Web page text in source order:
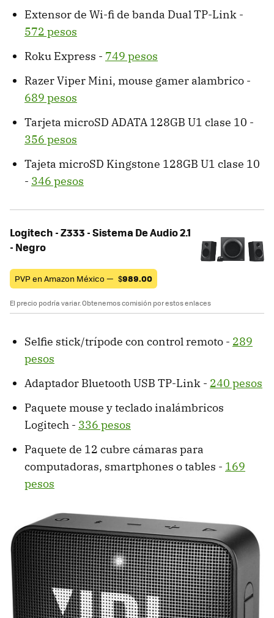
Extensor de Wi-fi de banda Dual TP-Link -
572 pesos
Roku Express - 749 pesos
Razer Viper Mini, mouse gamer alambrico -
689 pesos
Tarjeta microSD ADATA 128GB U1 clase 10 -
356 pesos
Tajeta microSD Kingstone 128GB U1 clase 10
- 346 pesos
Logitech - Z333 - Sistema De Audio 2.1
- Negro
PVP en Amazon México — $989.00
El precio podría variar. Obtenemos comisión por estos enlaces
Selfie stick/trípode con control remoto - 289
pesos
Adaptador Bluetooth USB TP-Link - 240 pesos
Paquete mouse y teclado inalámbricos
Logitech - 336 pesos
Paquete de 12 cubre cámaras para
computadoras, smartphones o tables - 169
pesos